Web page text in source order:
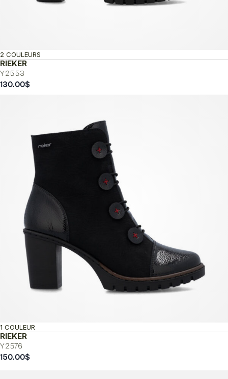
RIEKER
Y2553
2 COULEURS
130.00$
RIEKER
Y2576
1 COULEUR
150.00$